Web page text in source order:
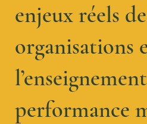
enjeux réels
organisations
performance